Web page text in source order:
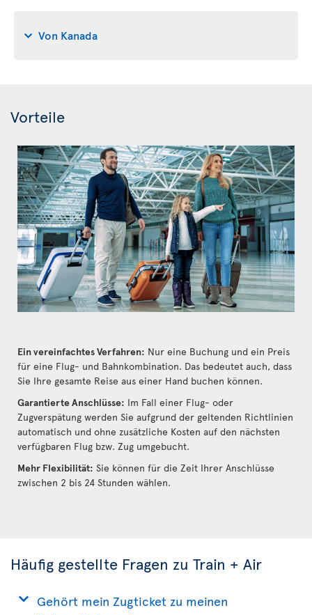
Von Kanada
Vorteile
Ein vereinfachtes Verfahren: Nur eine Buchung und ein Preis
für eine Flug- und Bahnkombination. Das bedeutet auch, dass
Sie Ihre gesamte Reise aus einer Hand buchen können.
Garantierte Anschlüsse: Im Fall einer Flug- oder
Zugverspätung werden Sie aufgrund der geltenden Richtlinien
automatisch und ohne zusätzliche Kosten auf den nächsten
verfügbaren Flug bzw. Zug umgebucht.
Mehr Flexibilität: Sie können für die Zeit Ihrer Anschlüsse
zwischen 2 bis 24 Stunden wählen.
Häufig gestellte Fragen zu Train + Air
Gehört mein Zugticket zu meinen